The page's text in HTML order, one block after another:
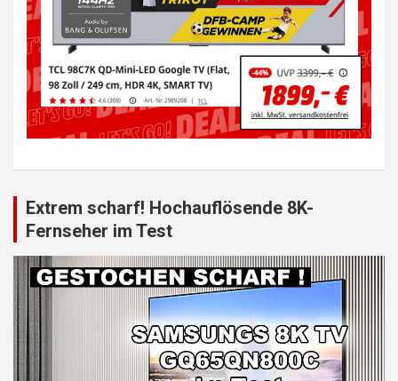
Extrem scharf! Hochauflösende 8K-
Fernseher im Test